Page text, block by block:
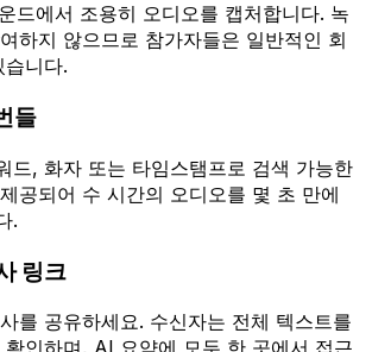
드에서 조용히 오디오를 캡처합니다. 녹
하지 않으므로 참가자들은 일반적인 회
니다.
들
드, 화자 또는 타임스탬프로 검색 가능한
공되어 수 시간의 오디오를 몇 초 만에
.
링크
를 공유하세요. 수신자는 전체 텍스트를